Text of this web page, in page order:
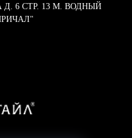
6 СТР. 13 М. ВОДНЫЙ